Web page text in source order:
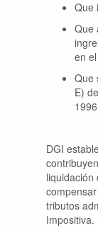
Que
Que
en
Que
E)
DGI
liquidación
tributos
Impositiva.